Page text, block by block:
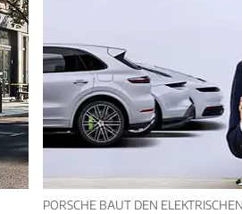
PORSCHE BAUT DEN